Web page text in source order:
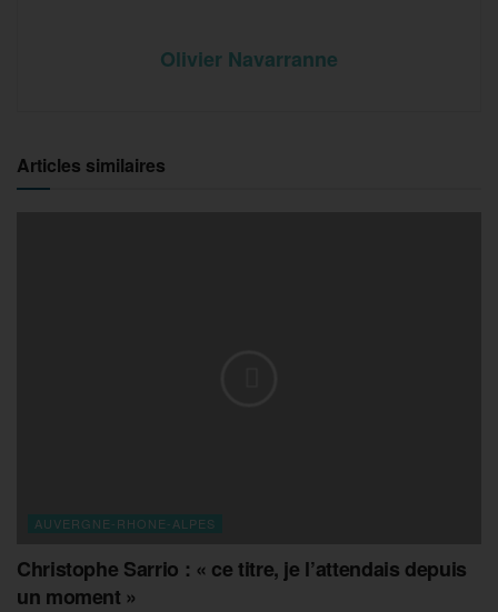
Olivier Navarranne
Articles similaires
AUVERGNE-RHONE-ALPES
Christophe Sarrio : « ce titre, je l’attendais depuis
un moment »